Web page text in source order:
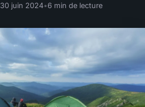
30 juin 2024•6 min de lecture